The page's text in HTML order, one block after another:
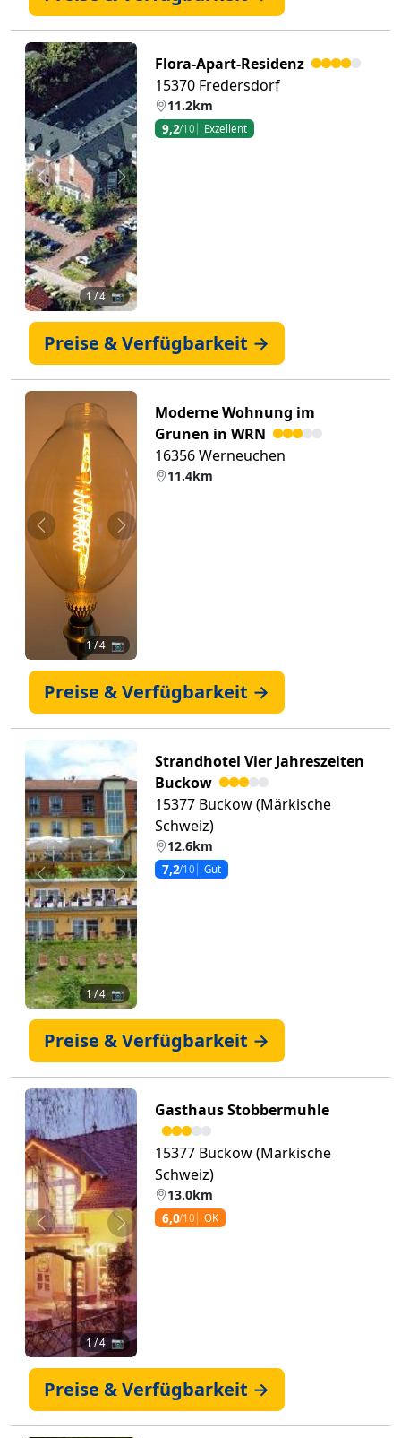
Zurück Weiter
1 / 4 📷
Flora-Apart-Residenz
15370 Fredersdorf
11.2km
9,2/10 Exzellent
Preise & Verfügbarkeit →
Zurück Weiter
1/ 4 📷
Moderne Wohnung im
Grunen in WRN
16356 Werneuchen
11.4km
Preise & Verfügbarkeit →
Zurück Weiter
1/ 4 📷
Strandhotel Vier Jahreszeiten
Buckow
15377 Buckow (Märkische
Schweiz)
12.6km
7,2/10 Gut
Preise & Verfügbarkeit →
Zurück Weiter
1/ 4 📷
Gasthaus Stobbermuhle
15377 Buckow (Märkische
Schweiz)
13.0km
6,0/10 OK
Preise & Verfügbarkeit →